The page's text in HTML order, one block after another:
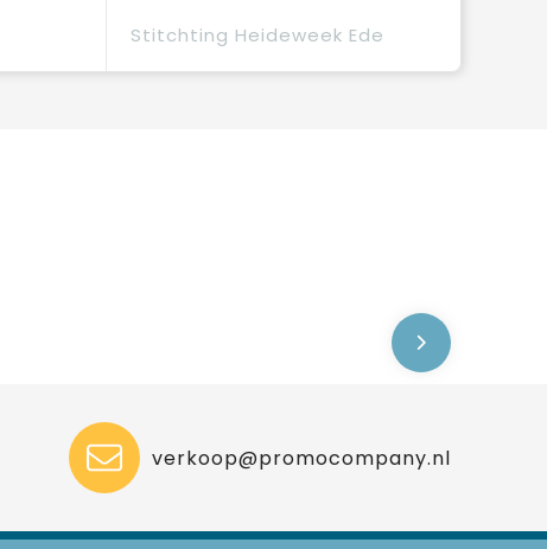
Stitchting Heideweek Ede
verkoop@promocompany.nl